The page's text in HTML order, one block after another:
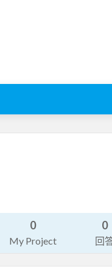
0
My Project
0
回